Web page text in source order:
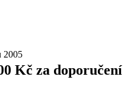
2005
Kč za doporučení